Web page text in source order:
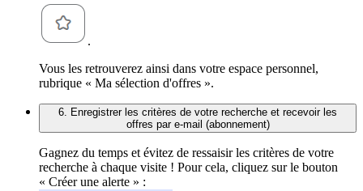
.
Vous les retrouverez ainsi dans votre espace personnel,
rubrique « Ma sélection d'offres ».
6. Enregistrer les critères de votre recherche et recevoir les
offres par e-mail (abonnement)
Gagnez du temps et évitez de ressaisir les critères de votre
recherche à chaque visite ! Pour cela, cliquez sur le bouton
« Créer une alerte » :